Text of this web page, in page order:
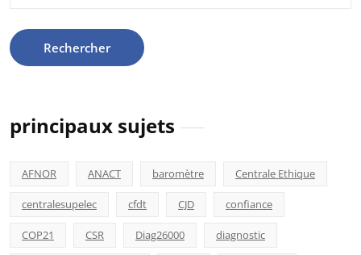
principaux sujets
AFNOR ANACT baromètre Centrale Ethique
centralesupelec cfdt CJD confiance
COP21 CSR Diag26000 diagnostic